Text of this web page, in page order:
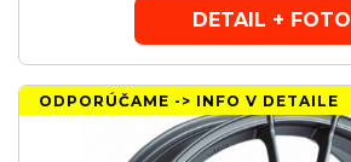
DETAIL + FOTO
ODPORÚČAME -> INFO V DETAILE